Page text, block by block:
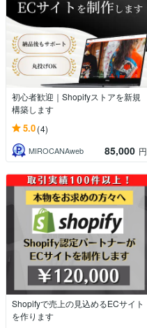
初心者歓迎｜Shopifyストアを新規
構築します
5.0(4)
MIROCANAweb 85,000 円
Shopifyで売上の見込めるECサイト
を作ります